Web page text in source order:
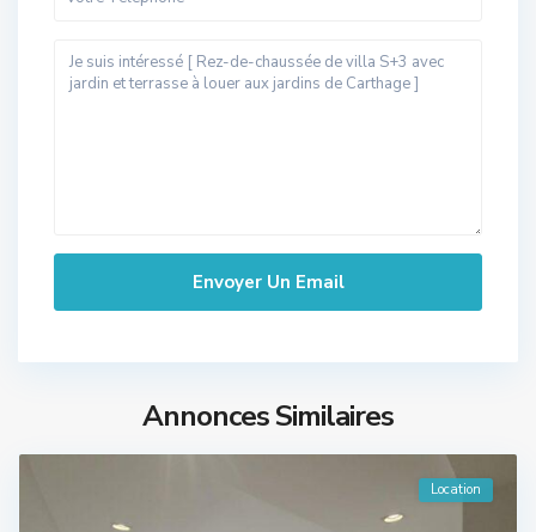
Annonces Similaires
Location